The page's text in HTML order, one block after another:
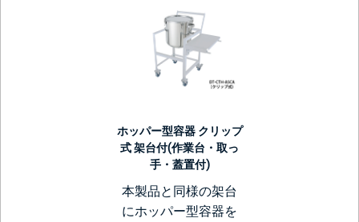
ホッパー型容器 クリップ
式 架台付(作業台・取っ
手・蓋置付)
本製品と同様の架台
にホッパー型容器を